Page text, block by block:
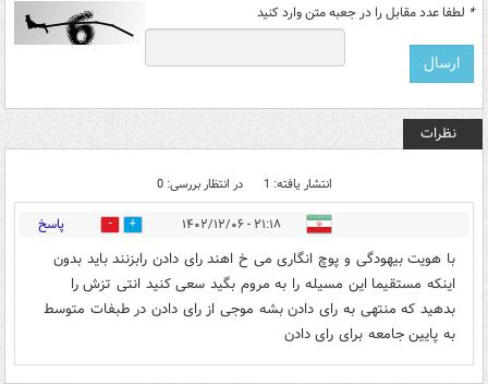
* لطفا عدد مقابل را در جعبه متن وارد کنید
نظرات
انتشار یافته: 1 در انتظار بررسی: 0
۲۱:۱۸ - ۱۴۰۲/۱۲/۰۶ 0 پاسخ
با هویت بیهودگی و پوچ انگاری می خ اهند رای دادن رابزنند باید بدون
اینکه مستقیما این مسیله را به مروم بگید سعی کنید انتی تزش را
بدهید که منتهی به رای دادن بشه موجی از رای دادن در طبفات متوسط
به پایین جامعه برای رای دادن